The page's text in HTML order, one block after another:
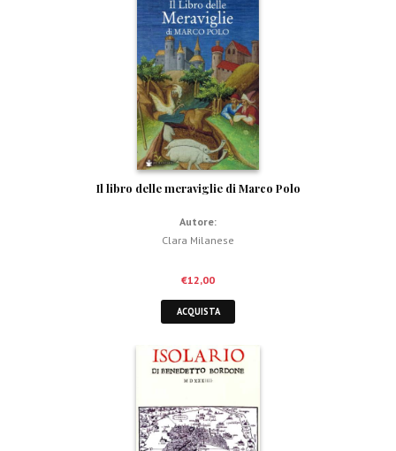
Il libro delle meraviglie di Marco Polo
Autore:
Clara Milanese
€12,00
ACQUISTA